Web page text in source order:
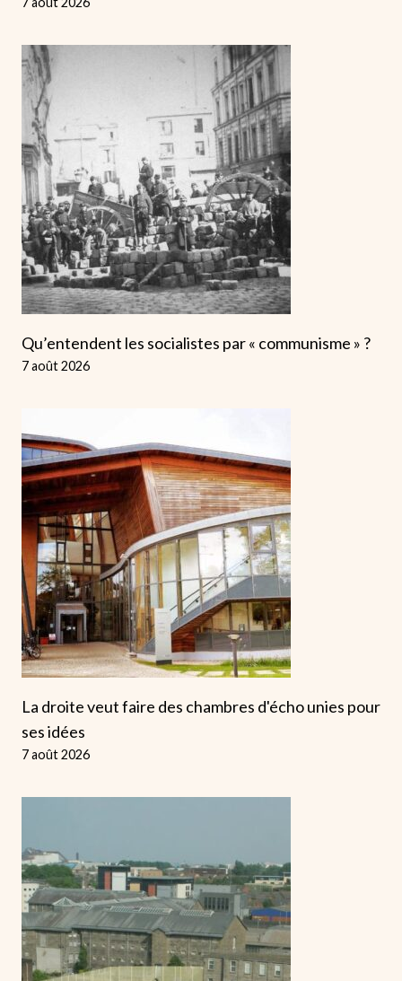
Qu’entendent les socialistes par « communisme » ?
7 août 2026
La droite veut faire des chambres d'écho unies pour
ses idées
7 août 2026